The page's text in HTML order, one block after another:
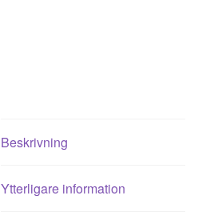
Beskrivning
Ytterligare information